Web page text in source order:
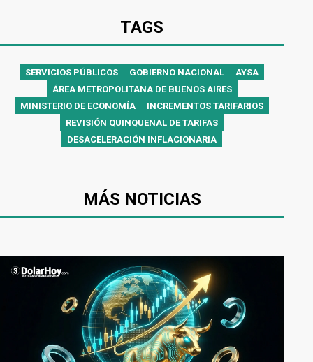
TAGS
SERVICIOS PÚBLICOS GOBIERNO NACIONAL
AYSA
ÁREA METROPOLITANA DE BUENOS AIRES
MINISTERIO DE ECONOMÍA
INCREMENTOS TARIFARIOS
REVISIÓN QUINQUENAL DE TARIFAS
DESACELERACIÓN INFLACIONARIA
MÁS NOTICIAS